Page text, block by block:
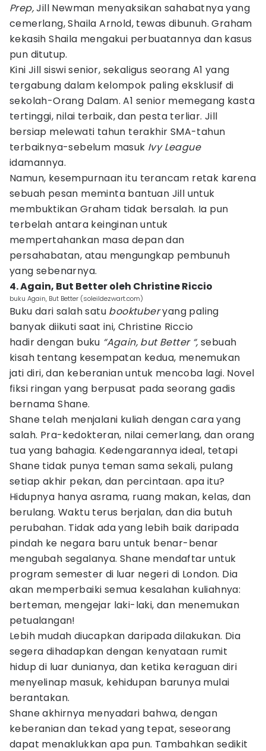
Prep,Jill Newman menyaksikan sahabatnya yang
cemerlang, Shaila Arnold, tewas dibunuh. Graham
kekasih Shaila mengakui perbuatannya dan kasus
pun ditutup.
Kini Jill siswi senior, sekaligus seorang A1 yang
tergabung dalam kelompok paling eksklusif di
sekolah-Orang Dalam. A1 senior memegang kasta
tertinggi, nilai terbaik, dan pesta terliar. Jill
bersiap melewati tahun terakhir SMA-tahun
terbaiknya-sebelum masuk Ivy League
idamannya.
Namun, kesempurnaan itu terancam retak karena
sebuah pesan meminta bantuan Jill untuk
membuktikan Graham tidak bersalah. Ia pun
terbelah antara keinginan untuk
mempertahankan masa depan dan
persahabatan, atau mengungkap pembunuh
yang sebenarnya.
4. Again, But Better oleh Christine Riccio
buku Again, But Better (soleildezwart.com)
Buku dari salah satu booktuberyang paling
banyak diikuti saat ini, Christine Riccio
hadir dengan buku “Again, but Better “, sebuah
kisah tentang kesempatan kedua, menemukan
jati diri, dan keberanian untuk mencoba lagi. Novel
fiksi ringan yang berpusat pada seorang gadis
bernama Shane.
Shane telah menjalani kuliah dengan cara yang
salah. Pra-kedokteran, nilai cemerlang, dan orang
tua yang bahagia. Kedengarannya ideal, tetapi
Shane tidak punya teman sama sekali, pulang
setiap akhir pekan, dan percintaan. apa itu?
Hidupnya hanya asrama, ruang makan, kelas, dan
berulang. Waktu terus berjalan, dan dia butuh
perubahan. Tidak ada yang lebih baik daripada
pindah ke negara baru untuk benar-benar
mengubah segalanya. Shane mendaftar untuk
program semester di luar negeri di London. Dia
akan memperbaiki semua kesalahan kuliahnya:
berteman, mengejar laki-laki, dan menemukan
petualangan!
Lebih mudah diucapkan daripada dilakukan. Dia
segera dihadapkan dengan kenyataan rumit
hidup di luar dunianya, dan ketika keraguan diri
menyelinap masuk, kehidupan barunya mulai
berantakan.
Shane akhirnya menyadari bahwa, dengan
keberanian dan tekad yang tepat, seseorang
dapat menaklukkan apa pun. Tambahkan sedikit